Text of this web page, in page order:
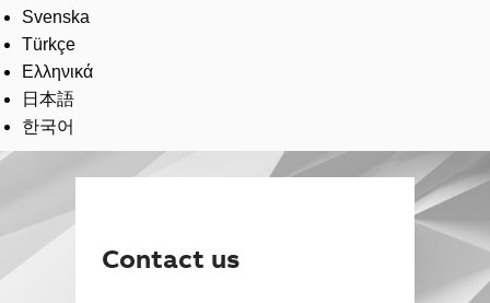
Svenska
Türkçe
Ελληνικά
日本語
한국어
Contact us